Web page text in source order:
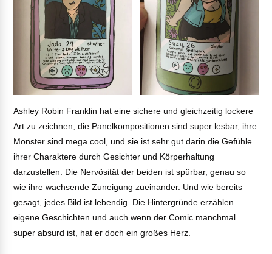
Ashley Robin Franklin hat eine sichere und gleichzeitig lockere
Art zu zeichnen, die Panelkompositionen sind super lesbar, ihre
Monster sind mega cool, und sie ist sehr gut darin die Gefühle
ihrer Charaktere durch Gesichter und Körperhaltung
darzustellen. Die Nervösität der beiden ist spürbar, genau so
wie ihre wachsende Zuneigung zueinander. Und wie bereits
gesagt, jedes Bild ist lebendig. Die Hintergründe erzählen
eigene Geschichten und auch wenn der Comic manchmal
super absurd ist, hat er doch ein großes Herz.